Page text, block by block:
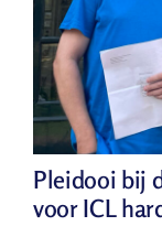
Pleidooi bij
voor ICL